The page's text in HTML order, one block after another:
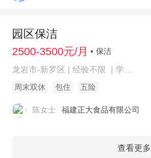
园区保洁
2500-3500元/月 • 保洁
周末双休 包住 五险
陈女士 福建正大食品有限公司
查看更多